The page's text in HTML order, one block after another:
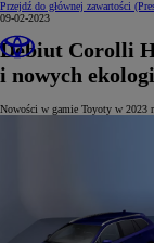
Przejdź do głównej zawartości
09-02-2023
Debiut Corolli
i nowych
Nowości w gamie Toyoty w 2023